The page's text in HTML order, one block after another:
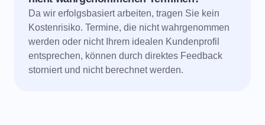
Da wir erfolgsbasiert arbeiten, tragen Sie kein
Kostenrisiko. Termine, die nicht wahrgenommen
werden oder nicht Ihrem idealen Kundenprofil
entsprechen, können durch direktes Feedback
storniert und nicht berechnet werden.